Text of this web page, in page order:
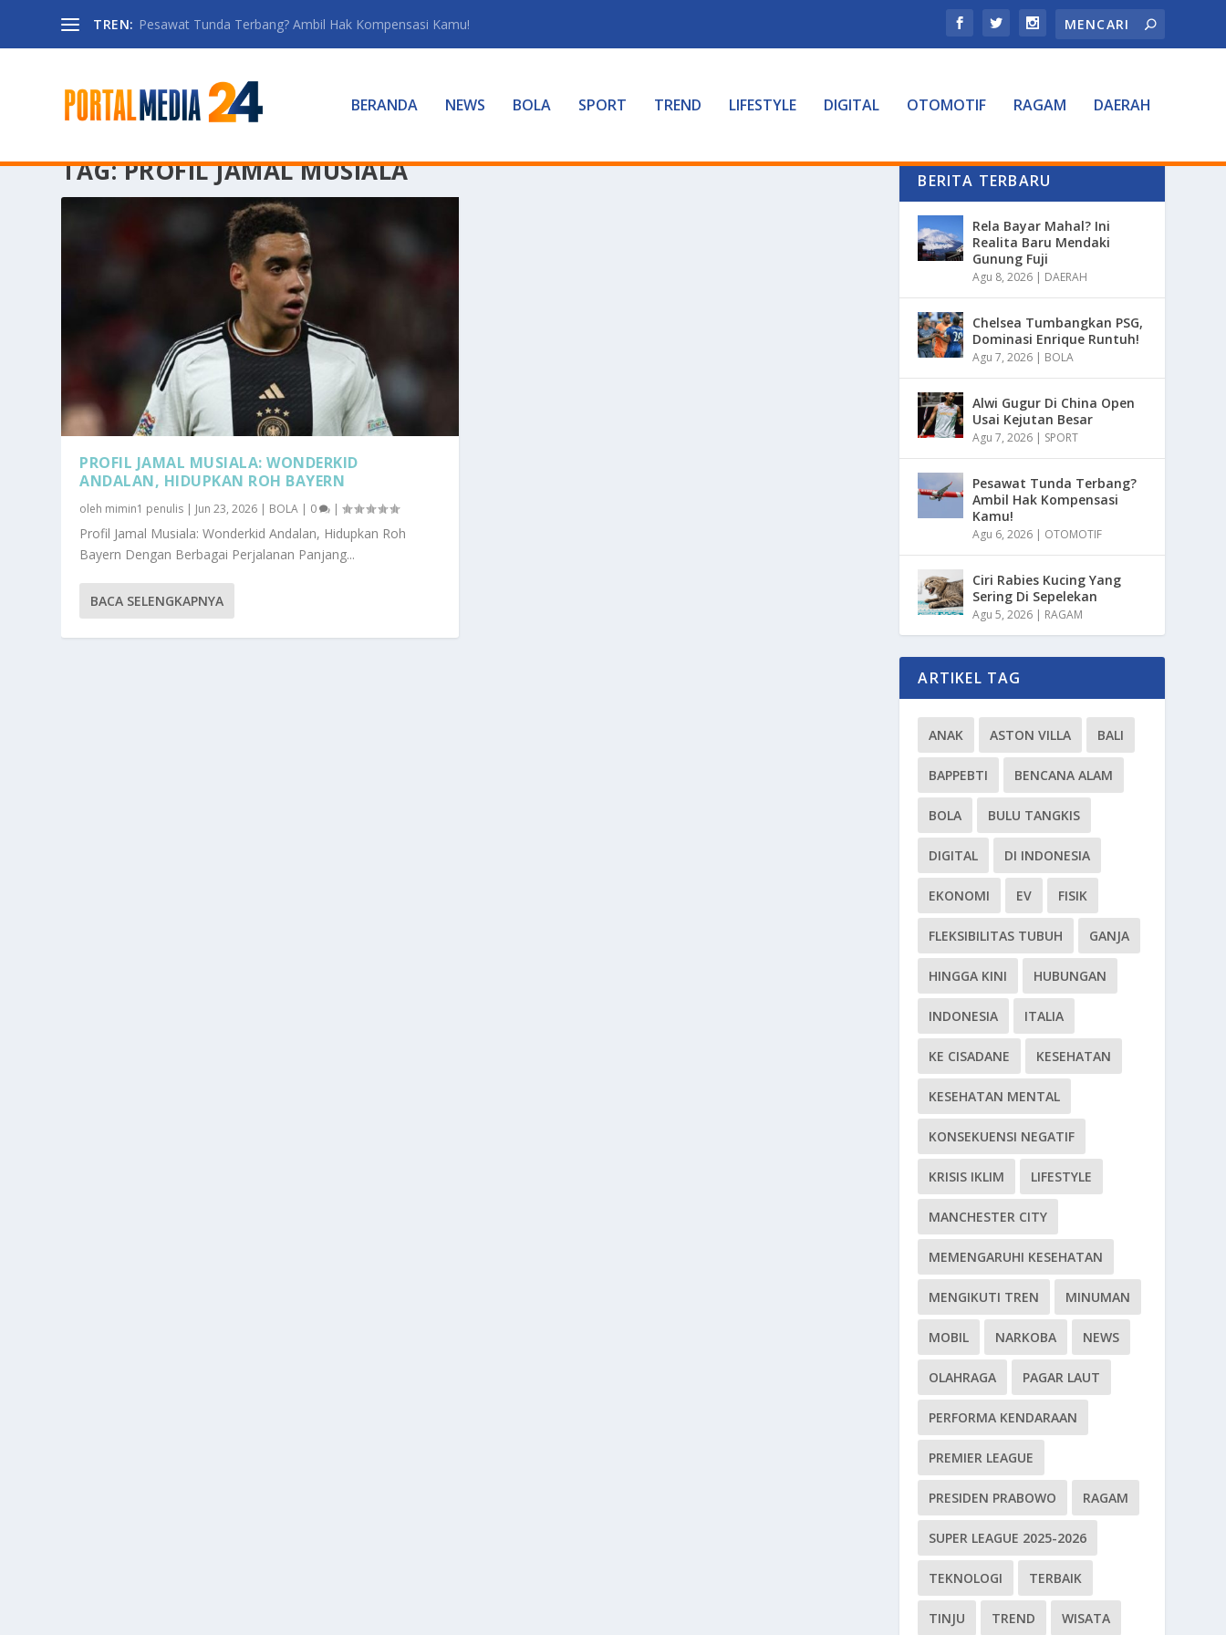
TREN: Pesawat Tunda Terbang? Ambil Hak Kompensasi Kamu!
BERANDA NEWS BOLA SPORT TREND LIFESTYLE DIGITAL OTOMOTIF RAGAM DAERAH
TAG:PROFIL JAMAL MUSIALA
PROFIL JAMAL MUSIALA: WONDERKID
ANDALAN, HIDUPKAN ROH BAYERN
oleh mimin1 penulis Jun 23, 2026 BOLA 0 |
Profil Jamal Musiala: Wonderkid Andalan, Hidupkan Roh
Bayern Dengan Berbagai Perjalanan Panjang...
BACA SELENGKAPNYA
BERITA TERBARU
Rela Bayar Mahal? Ini
Realita Baru Mendaki
Gunung Fuji
Agu 8, 2026 | DAERAH
Chelsea Tumbangkan PSG,
Dominasi Enrique Runtuh!
Agu 7, 2026 | BOLA
Alwi Gugur Di China Open
Usai Kejutan Besar
Agu 7, 2026 | SPORT
Pesawat Tunda Terbang?
Ambil Hak Kompensasi
Kamu!
Agu 6, 2026 | OTOMOTIF
Ciri Rabies Kucing Yang
Sering Di Sepelekan
Agu 5, 2026 | RAGAM
ARTIKEL TAG
ANAK ASTON VILLA BALI
BAPPEBTI BENCANA ALAM
BOLA BULU TANGKIS
DIGITAL DI INDONESIA
EKONOMI EV FISIK
FLEKSIBILITAS TUBUH GANJA
HINGGA KINI HUBUNGAN
INDONESIA ITALIA
KE CISADANE KESEHATAN
KESEHATAN MENTAL
KONSEKUENSI NEGATIF
KRISIS IKLIM LIFESTYLE
MANCHESTER CITY
MEMENGARUHI KESEHATAN
MENGIKUTI TREN MINUMAN
MOBIL NARKOBA NEWS
OLAHRAGA PAGAR LAUT
PERFORMA KENDARAAN
PREMIER LEAGUE
PRESIDEN PRABOWO RAGAM
SUPER LEAGUE 2025-2026
TEKNOLOGI TERBAIK
TINJU TREND WISATA